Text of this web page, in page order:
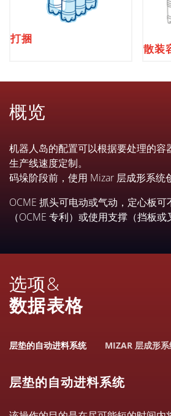
打捆
散装
概览
机器人岛的配置可以根据要处理的容
生产线速度定制。
码垛阶段前，使用 Mizar 层成形系统
OCME 抓头可电动或气动，定心板
（OCME 专利）或使用支撑（挡板或
选项&
数据表格
层垫的自动进料系统 MIZAR 层成形系
层垫的自动进料系统